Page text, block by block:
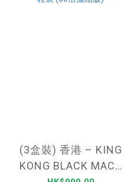
(3盒裝) 香港 – KING
KONG BLACK MACA